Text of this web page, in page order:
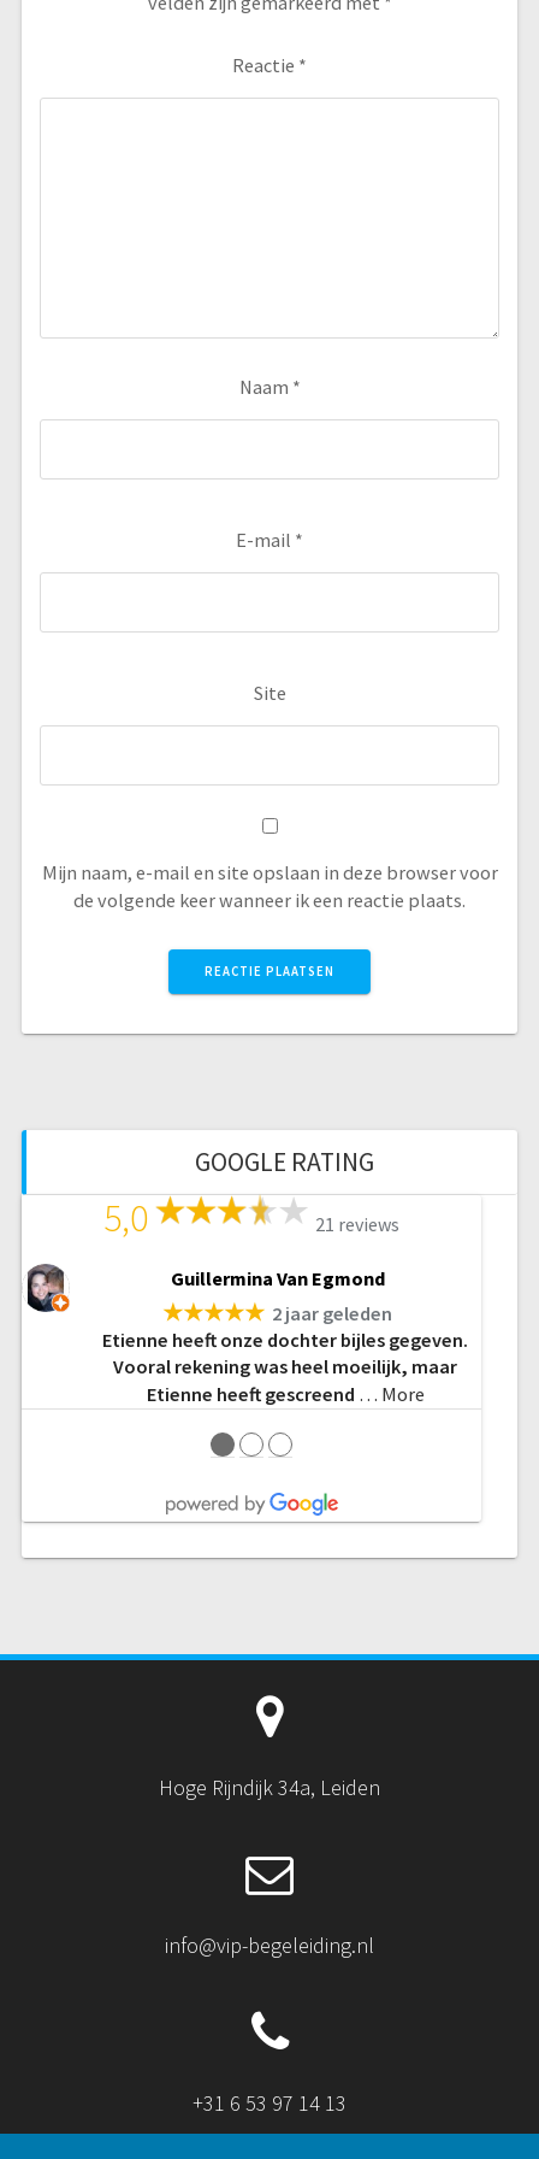
Reactie *
Naam *
E-mail *
Site
Mijn naam, e-mail en site opslaan in deze browser voor
de volgende keer wanneer ik een reactie plaats.
GOOGLE RATING
5,0 21 reviews
Guillermina Van Egmond
★★★★★ 2 jaar geleden
Etienne heeft onze dochter bijles gegeven.
Vooral rekening was heel moeilijk, maar
Etienne heeft gescreend … More
●●●
Hoge Rijndijk 34a, Leiden
info@vip-begeleiding.nl
+31 6 53 97 14 13